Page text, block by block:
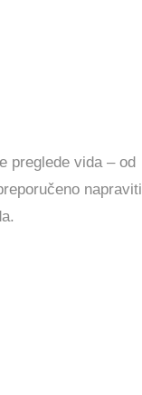
preglede vida – od
napraviti